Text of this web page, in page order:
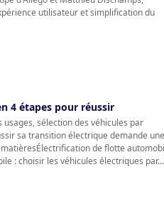
utilisateur et simplification du
4 étapes pour réussir
usages, sélection des véhicules par
sa transition électrique demande une
de flotte
: choisir les véhicules électriques par...